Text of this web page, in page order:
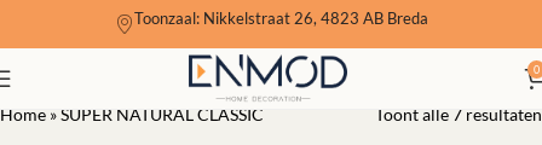
Toonzaal: Nikkelstraat 26, 4823 AB Breda
0
SUPER NATURAL CLASSIC
Home »SUPER NATURAL CLASSIC Toont alle 7 resultaten